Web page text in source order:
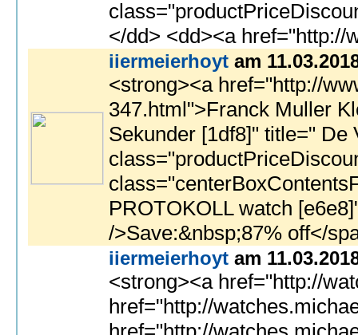
iiermeierhoyt am
<strong><a href="http://www.watchlovetop.top/no/">hÃ¸y kvalitet sveitsiske kopi klokker</a></
iiermeierhoyt am
<strong><a href="http://watches.michaelkorswallet.cn/no/">klokker</a></strong><br> <strong><a